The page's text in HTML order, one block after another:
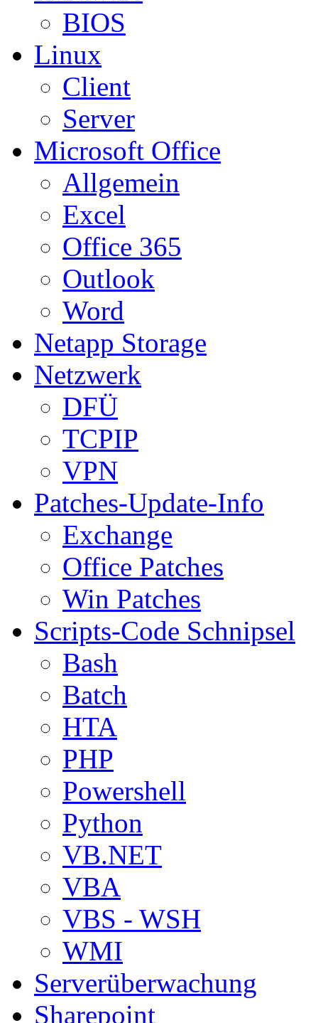
BIOS
Linux
Client
Server
Microsoft Office
Allgemein
Excel
Office 365
Outlook
Word
Netapp Storage
Netzwerk
DFÜ
TCPIP
VPN
Patches-Update-Info
Exchange
Office Patches
Win Patches
Scripts-Code Schnipsel
Bash
Batch
HTA
PHP
Powershell
Python
VB.NET
VBA
VBS - WSH
WMI
Serverüberwachung
Sharepoint